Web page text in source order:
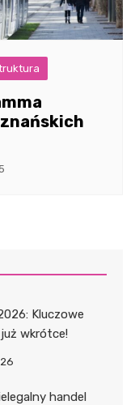
Kluczowe
wkrótce!
handel